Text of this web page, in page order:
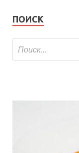
ПОИСК